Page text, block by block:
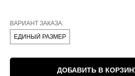
ВАРИАНТ ЗАКАЗА:
ЕДИНЫЙ РАЗМЕР
ДОБАВИТЬ В